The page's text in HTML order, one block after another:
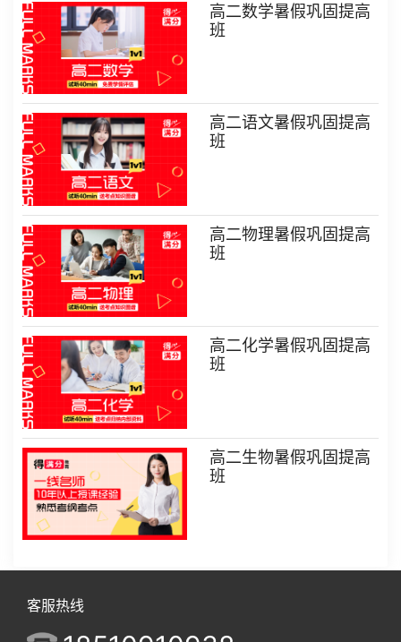
高二数学暑假巩固提高
班
高二语文暑假巩固提高
班
高二物理暑假巩固提高
班
高二化学暑假巩固提高
班
高二生物暑假巩固提高
班
客服热线